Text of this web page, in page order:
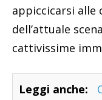
appiccicarsi
dell’attuale
cattivissime
Leggi anche: